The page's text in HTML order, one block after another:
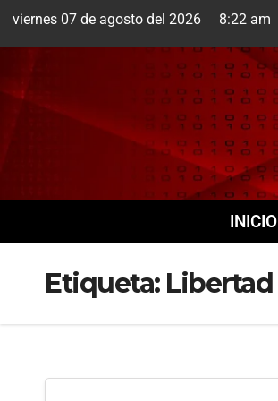
viernes 07 de agosto del 2026 8:22 am
Cuernavaca
INICIO
Etiqueta: Libertad